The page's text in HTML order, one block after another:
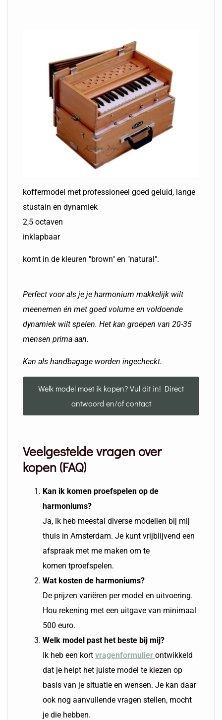
koffermodel met professioneel goed geluid, lange
stustain en dynamiek
2,5 octaven
inklapbaar
komt in de kleuren "brown" en "natural".
Perfect voor als je je harmonium makkelijk wilt
meenemen én met goed volume en voldoende
dynamiek wilt spelen. Het kan groepen van 20-35
mensen prima aan.
Kan als handbagage worden ingecheckt.
Welk model moet ik kopen? Vul dit in! Direct
antwoord en/of contact
Veelgestelde vragen over
kopen (FAQ)
Kan ik komen proefspelen op de
harmoniums?
Ja, ik heb meestal diverse modellen bij mij
thuis in Amsterdam. Je kunt vrijblijvend een
afspraak met me maken om te
komen tproefspelen.
Wat kosten de harmoniums?
De prijzen variëren per model en uitvoering.
Hou rekening met een uitgave van minimaal
500 euro.
Welk model past het beste bij mij?
Ik heb een kort vragenformulier ontwikkeld
dat je helpt het juiste model te kiezen op
basis van je situatie en wensen. Je kan daar
ook nog aanvullende vragen stellen, mocht
je die hebben.